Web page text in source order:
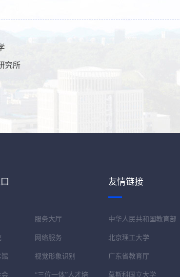
究所
服务大厅
网络服务
馆 视觉形象识别
“三位一体”人才培
友情链接
中华人民共和国教育部
北京理工大学
广东省教育厅
莫斯科国立大学